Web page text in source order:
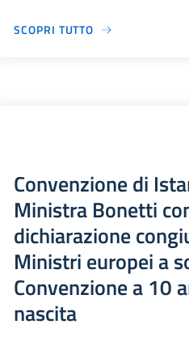
SCOPRI TUTTO
Convenzione di
Ministra Bonetti
dichiarazione
Ministri europei a
Convenzione a 10
nascita